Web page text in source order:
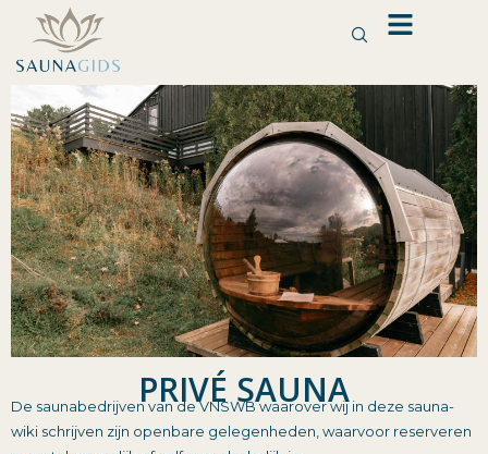
de
PRIVÉ SAUNA
De saunabedrijven van de VNSWB waarover wij in deze sauna-
wiki schrijven zijn openbare gelegenheden, waarvoor reserveren